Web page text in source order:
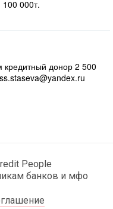
100 000т.
кредитный донор 2 500
People
банков и мфо